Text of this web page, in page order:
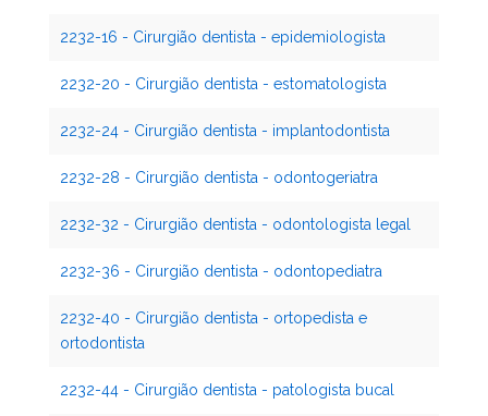
2232-16 - Cirurgião dentista - epidemiologista
2232-20 - Cirurgião dentista - estomatologista
2232-24 - Cirurgião dentista - implantodontista
2232-28 - Cirurgião dentista - odontogeriatra
2232-32 - Cirurgião dentista - odontologista legal
2232-36 - Cirurgião dentista - odontopediatra
2232-40 - Cirurgião dentista - ortopedista e
ortodontista
2232-44 - Cirurgião dentista - patologista bucal